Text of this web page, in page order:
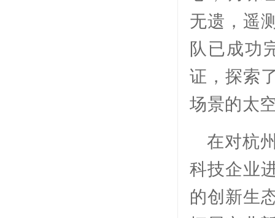
无遗，遥
队已成功
证，探索
场景的太
在对杭
科技企业
的创新生